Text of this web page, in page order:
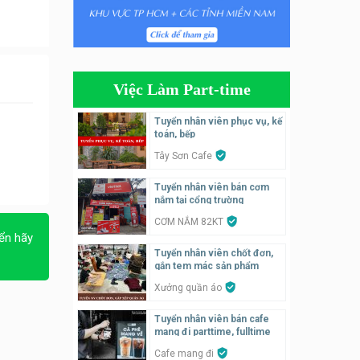
hãy
Tuyển nhân viên bán hàng,
giữ xe parttime – Kibo Kid
video parttime
Công ty
phục vụ bàn
Tuyển nhân viên phụ quán ăn
– hỗ trợ ăn ở
Quán bánh đa cua
Tuyển nhân viên bán hàng
parttime
GÀ GÔ FASTFOOD
Việc Làm Part-time
Tuyển nhân viên phục vụ, kế
toán, bếp
Tây Sơn Cafe
Tuyển nhân viên bán cơm
nắm tại cổng trường
CƠM NẮM 82KT
Tuyển nhân viên chốt đơn,
gắn tem mác sản phẩm
Xưởng quần áo
Tuyển nhân viên bán cafe
mang đi parttime, fulltime
Cafe mang đi